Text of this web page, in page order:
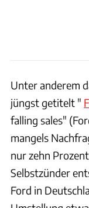
Unter anderem
jüngst getitelt "
falling sales"
mangels
nur zehn
Selbstzünder
Ford in